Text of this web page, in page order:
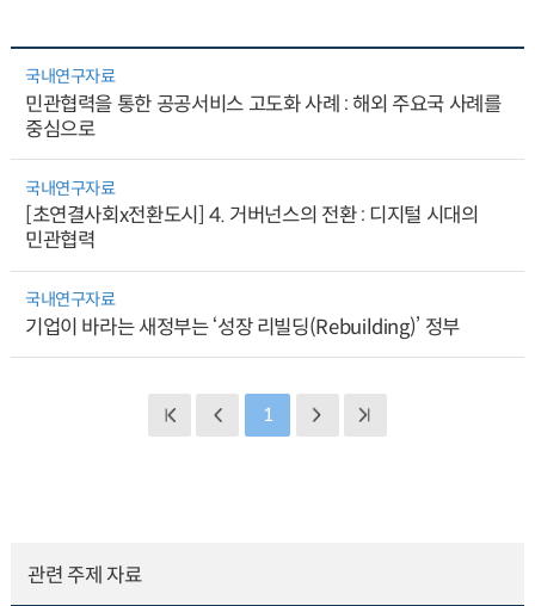
국내연구자료
민관협력을 통한 공공서비스 고도화 사례 : 해외 주요국 사례를
중심으로
국내연구자료
[초연결사회x전환도시] 4. 거버넌스의 전환 : 디지털 시대의
민관협력
국내연구자료
기업이 바라는 새정부는 ‘성장 리빌딩(Rebuilding)’ 정부
1
관련 주제 자료